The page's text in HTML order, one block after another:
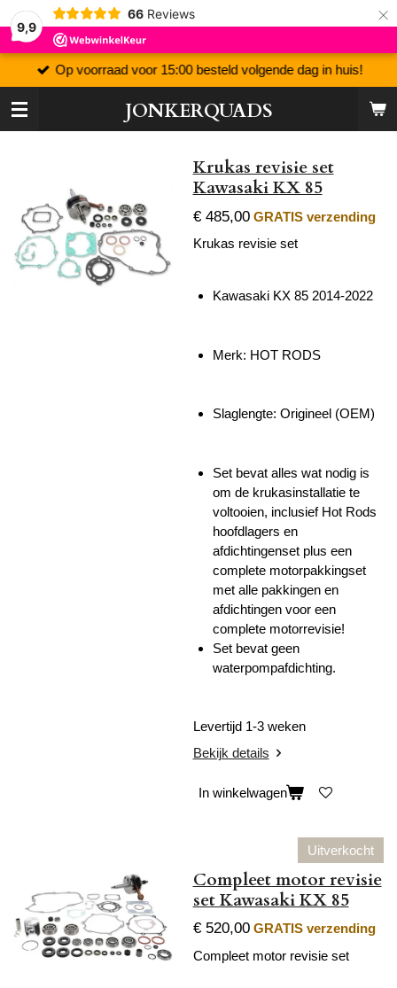
9,9
66 Reviews ×
JONKERQUADS
Op voorraad voor 15:00 besteld volgende dag in huis!
Krukas revisie set
Kawasaki KX 85
€ 485,00 GRATIS verzending
Krukas revisie set
Kawasaki KX 85 2014-2022
Merk: HOT RODS
Slaglengte: Origineel (OEM)
Set bevat alles wat nodig is
om de krukasinstallatie te
voltooien, inclusief Hot Rods
hoofdlagers en
afdichtingenset plus een
complete motorpakkingset
met alle pakkingen en
afdichtingen voor een
complete motorrevisie!
Set bevat geen
waterpompafdichting.
Levertijd 1-3 weken
Bekijk details
In winkelwagen
Uitverkocht
Compleet motor revisie
set Kawasaki KX 85
€ 520,00 GRATIS verzending
Compleet motor revisie set